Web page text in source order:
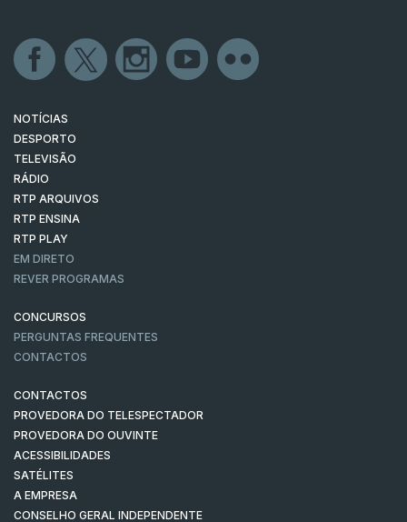
NOTÍCIAS
DESPORTO
TELEVISÃO
RÁDIO
RTP ARQUIVOS
RTP ENSINA
RTP PLAY
EM DIRETO
REVER PROGRAMAS
CONCURSOS
PERGUNTAS FREQUENTES
CONTACTOS
CONTACTOS
PROVEDORA DO TELESPECTADOR
PROVEDORA DO OUVINTE
ACESSIBILIDADES
SATÉLITES
A EMPRESA
CONSELHO GERAL INDEPENDENTE